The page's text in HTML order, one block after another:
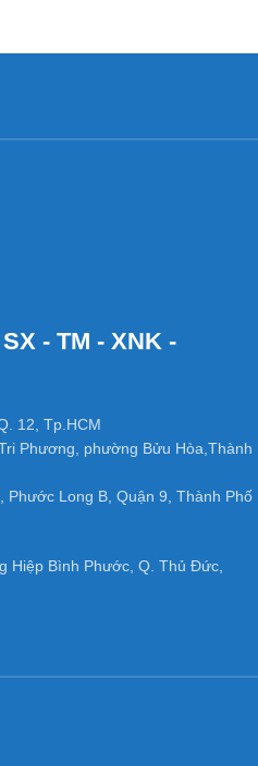
- TM - XNK -
12, Tp.HCM
Phương, phường Bửu Hòa,Thành
Phước Long B, Quận 9, Thành Phố
Hiệp Bình Phước, Q. Thủ Đức,